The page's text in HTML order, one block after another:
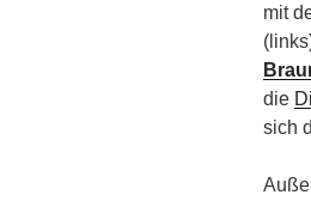
mit
die
sich